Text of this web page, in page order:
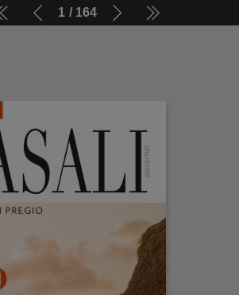
1 164